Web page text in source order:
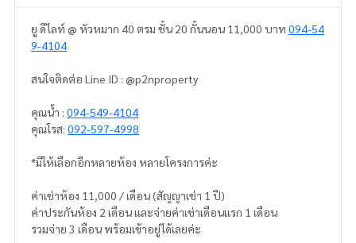
ยู ดีไลท์ @ หัวหมาก 40 ตรม ชั้น 20 กั้นนอน 11,000 บาท 094-54
9-4104
สนใจติดต่อ Line ID : @p2nproperty
คุณน้ำ : 094-549-4104
คุณโรส: 092-597-4998
*มีให้เลือกอีกหลายห้อง หลายโครงการค่ะ
ค่าเช่าห้อง 11,000 / เดือน (สัญญาเช่า 1 ปี)
ค่าประกันห้อง 2 เดือน และจ่ายค่าเช่าเดือนแรก 1 เดือน
รวมจ่าย 3 เดือน พร้อมเข้าอยู่ได้เลยค่ะ